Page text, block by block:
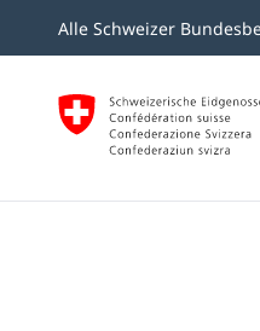
Alle Schweizer